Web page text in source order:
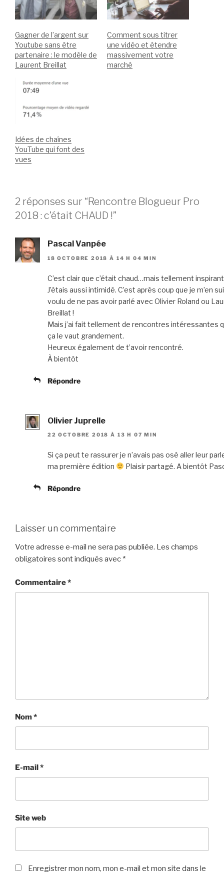
Gagner de l’argent sur
Youtube sans être
partenaire : le modèle de
Laurent Breillat
Comment sous titrer
une vidéo et étendre
massivement votre
marché
Idées de chaînes
YouTube qui font des
vues
2 réponses sur “Rencontre Blogueur Pro
2018 : c’était CHAUD !”
Pascal Vanpée
18 OCTOBRE 2018 À 14 H 04 MIN
C’est clair que c’était chaud…mais tellement
J’étais aussi intimidé. C’est après coup que je m’en
voulu de ne pas avoir parlé avec Olivier Roland ou
Breillat !
Mais j’ai fait tellement de rencontres intéressantes
ça le vaut grandement.
Heureux également de t’avoir rencontré.
À bientôt
Répondre
Olivier Juprelle
22 OCTOBRE 2018 À 13 H 07 MIN
Si ça peut te rassurer je n’avais pas osé aller leur
ma première édition
Plaisir partagé. A bientôt
Répondre
Laisser un commentaire
Votre adresse e-mail ne sera pas publiée. Les champs
obligatoires sont indiqués avec *
Commentaire*
Nom*
E-mail*
Site web
Enregistrer mon nom, mon e-mail et mon site dans le